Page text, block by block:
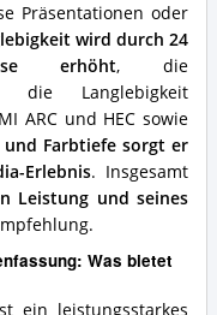
Präsentationen oder
wird durch 24
erhöht, die
die Langlebigkeit
ARC und HEC sowie
Farbtiefe sorgt er
Erlebnis. Insgesamt
Leistung und seines
Was bietet
ein leistungsstarkes